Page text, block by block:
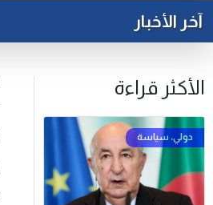
آخر الأخبار
الأكثر قراءة